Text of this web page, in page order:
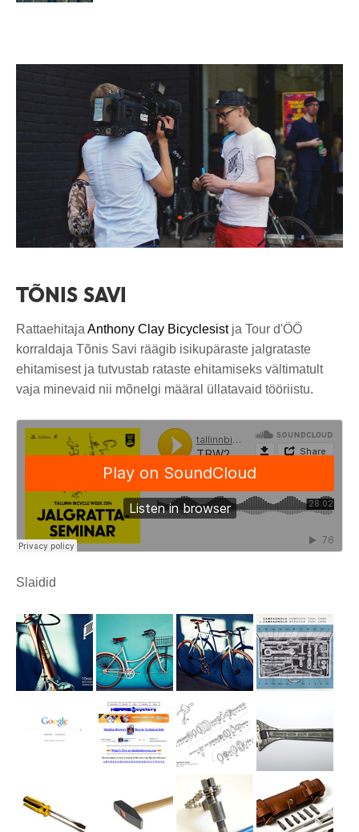
TÕNIS SAVI
Rattaehitaja Anthony Clay Bicyclesistja Tour d'ÖÖ
korraldaja Tõnis Savi räägib isikupäraste jalgrataste
ehitamisest ja tutvustab rataste ehitamiseks vältimatult
vaja minevaid nii mõnelgi määral üllatavaid tööriistu.
Slaidid